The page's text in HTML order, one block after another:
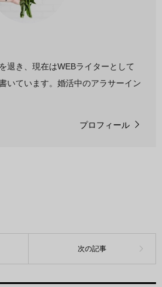
退き、現在はWEBライターとして
いています。婚活中のアラサーイン
プロフィール